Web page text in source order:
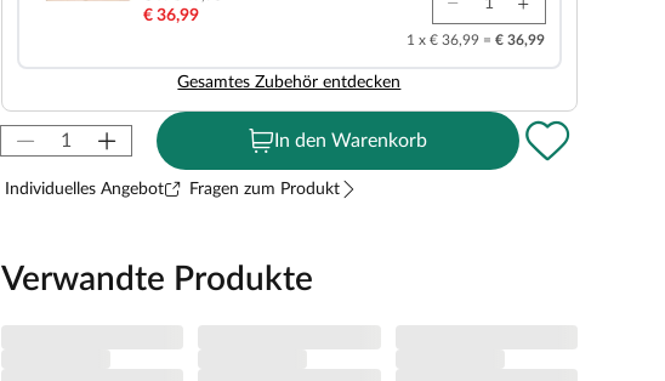
€ 36,99
1 x € 36,99 = € 36,99
Gesamtes Zubehör entdecken
In den Warenkorb
Individuelles Angebot Fragen zum Produkt
Verwandte Produkte